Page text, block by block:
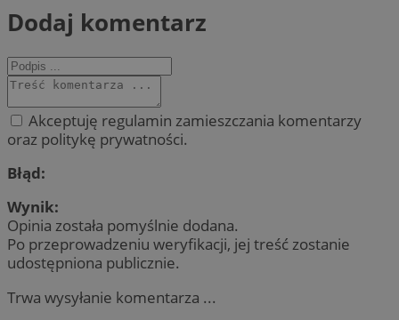
Dodaj komentarz
Akceptuję regulamin zamieszczania komentarzy
oraz politykę prywatności.
Błąd:
Wynik:
Opinia została pomyślnie dodana.
Po przeprowadzeniu weryfikacji, jej treść zostanie
udostępniona publicznie.
Trwa wysyłanie komentarza ...